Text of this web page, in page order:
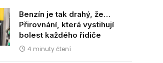
Benzín je tak drahý, že…
Přirovnání, která vystihují
bolest každého řidiče
4 minuty čtení